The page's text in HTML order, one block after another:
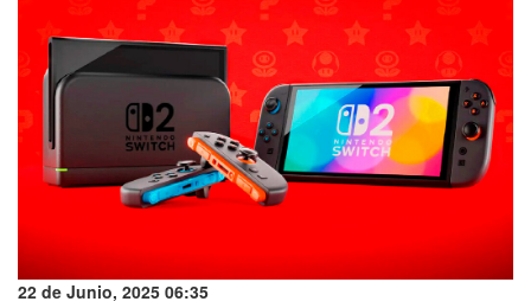
22 de Junio, 2025 06:35